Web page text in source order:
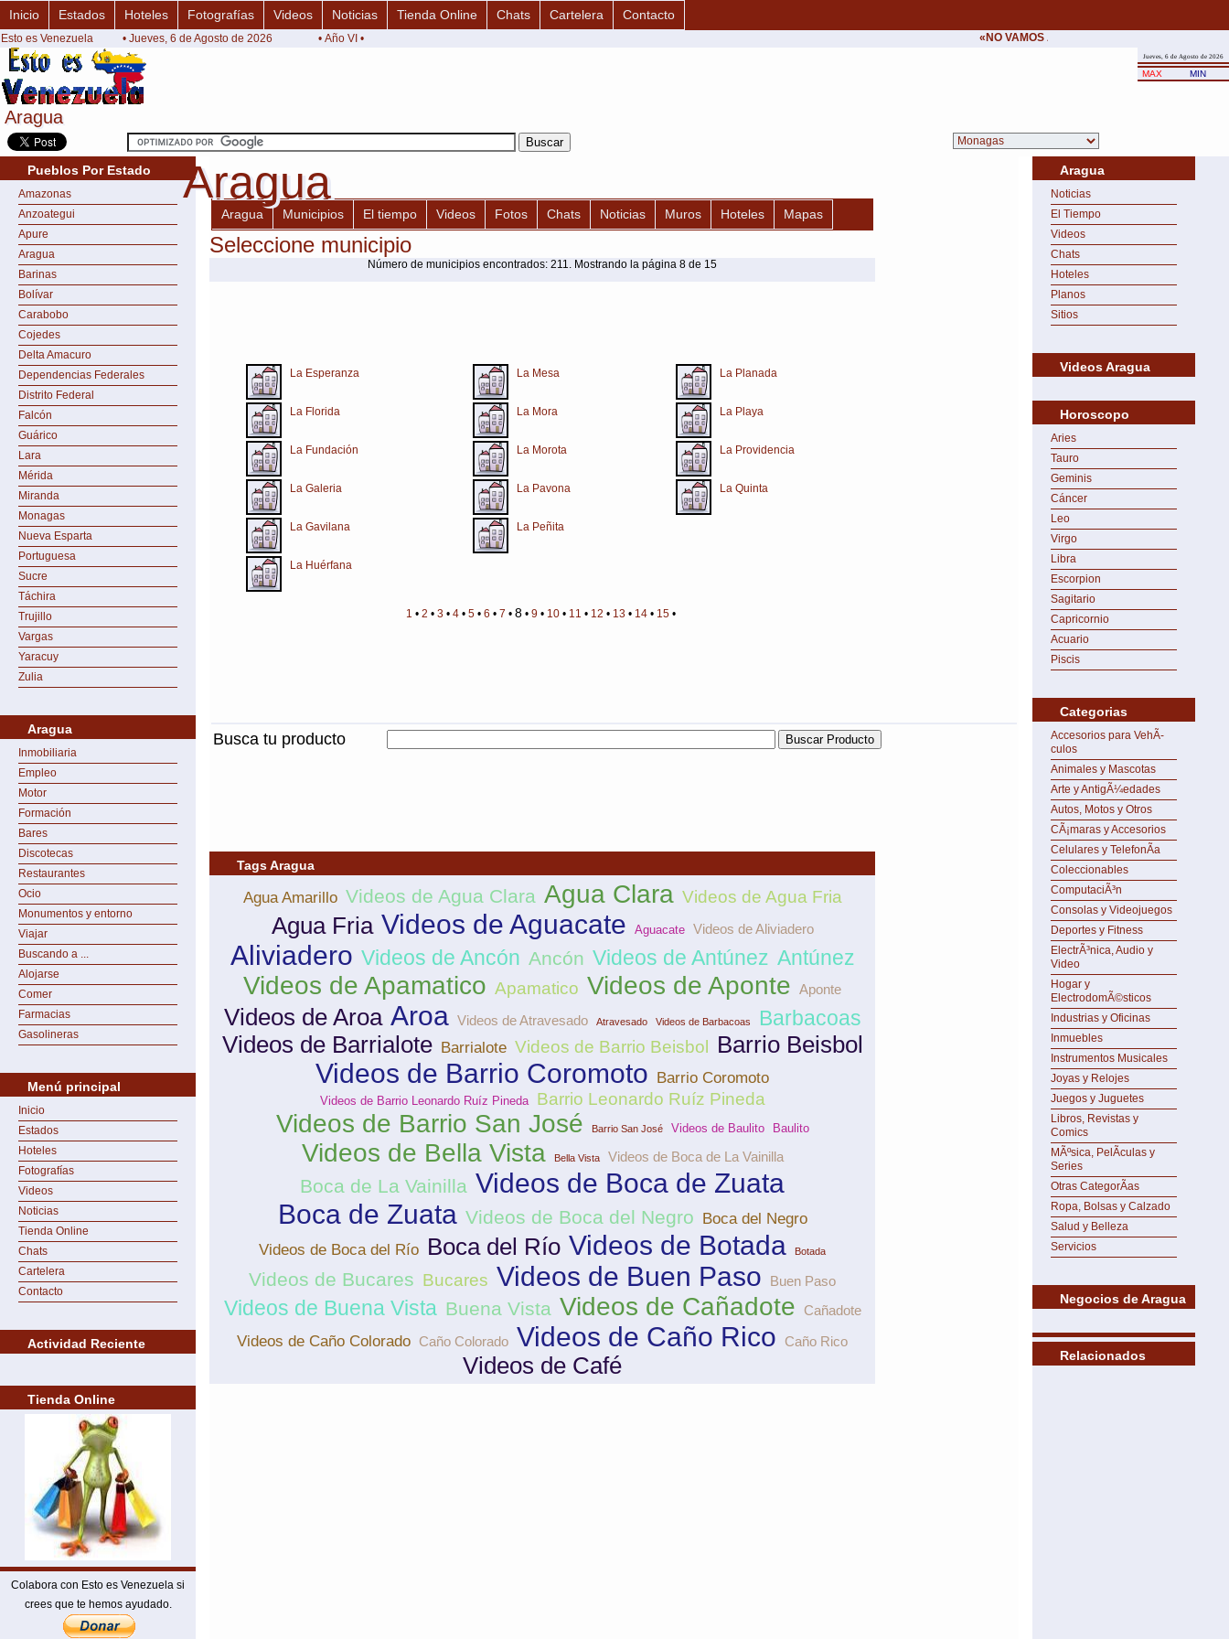
Aragua
Aragua
Inicio Estados Hoteles Fotografías Videos Noticias Tienda Online Chats Cartelera Contacto
Esto es Venezuela • Jueves, 6 de Agosto de 2026 • Año VI • «NO VAMOS A CEDER NUNCA AL CHANTAJE
Jueves, 6 de Agosto de 2026
MAX MIN
Pueblos Por Estado
Amazonas
Anzoategui
Apure
Aragua
Barinas
Bolívar
Carabobo
Cojedes
Delta Amacuro
Dependencias Federales
Distrito Federal
Falcón
Guárico
Lara
Mérida
Miranda
Monagas
Nueva Esparta
Portuguesa
Sucre
Táchira
Trujillo
Vargas
Yaracuy
Zulia
Aragua
Inmobiliaria
Empleo
Motor
Formación
Bares
Discotecas
Restaurantes
Ocio
Monumentos y entorno
Viajar
Buscando a ...
Alojarse
Comer
Farmacias
Gasolineras
Menú principal
Inicio
Estados
Hoteles
Fotografías
Videos
Noticias
Tienda Online
Chats
Cartelera
Contacto
Actividad Reciente
Tienda Online
Colabora con Esto es Venezuela si
crees que te hemos ayudado.
Aragua
Aragua
Aragua Municipios El tiempo Videos Fotos Chats Noticias Muros Hoteles Mapas
Seleccione municipio
Número de municipios encontrados: 211. Mostrando la página 8 de 15
La Esperanza
La Florida
La Fundación
La Galeria
La Gavilana
La Huérfana
La Mesa
La Mora
La Morota
La Pavona
La Peñita
La Planada
La Playa
La Providencia
La Quinta
1 • 2 • 3 • 4 • 5 • 6 • 7 • 8 • 9 • 10 • 11 • 12 • 13 • 14 • 15 •
Busca tu producto
Tags Aragua
Agua Amarillo Videos de Agua Clara Agua Clara Videos de Agua Fria
Agua Fria Videos de Aguacate Aguacate Videos de Aliviadero
Aliviadero Videos de Ancón Ancón Videos de Antúnez Antúnez
Videos de Apamatico Apamatico Videos de Aponte Aponte
Videos de Aroa Aroa Videos de Atravesado Atravesado Videos de Barbacoas Barbacoas
Videos de Barrialote Barrialote Videos de Barrio Beisbol Barrio Beisbol
Videos de Barrio Coromoto Barrio Coromoto
Videos de Barrio Leonardo Ruíz Pineda Barrio Leonardo Ruíz Pineda
Videos de Barrio San José Barrio San José Videos de Baulito Baulito
Videos de Bella Vista Bella Vista Videos de Boca de La Vainilla
Boca de La Vainilla Videos de Boca de Zuata
Boca de Zuata Videos de Boca del Negro Boca del Negro
Videos de Boca del Río Boca del Río Videos de Botada Botada
Videos de Bucares Bucares Videos de Buen Paso Buen Paso
Videos de Buena Vista Buena Vista Videos de Cañadote Cañadote
Videos de Caño Colorado Caño Colorado Videos de Caño Rico Caño Rico
Videos de Café
Aragua
Noticias
El Tiempo
Videos
Chats
Hoteles
Planos
Sitios
Videos Aragua
Horoscopo
Aries
Tauro
Geminis
Cáncer
Leo
Virgo
Libra
Escorpion
Sagitario
Capricornio
Acuario
Piscis
Categorias
Accesorios para VehÃ­
culos
Animales y Mascotas
Arte y AntigÃ¼edades
Autos, Motos y Otros
CÃ¡maras y Accesorios
Celulares y TelefonÃ­a
Coleccionables
ComputaciÃ³n
Consolas y Videojuegos
Deportes y Fitness
ElectrÃ³nica, Audio y
Video
Hogar y
ElectrodomÃ©sticos
Industrias y Oficinas
Inmuebles
Instrumentos Musicales
Joyas y Relojes
Juegos y Juguetes
Libros, Revistas y
Comics
MÃºsica, PelÃ­culas y
Series
Otras CategorÃ­as
Ropa, Bolsas y Calzado
Salud y Belleza
Servicios
Negocios de Aragua
Relacionados